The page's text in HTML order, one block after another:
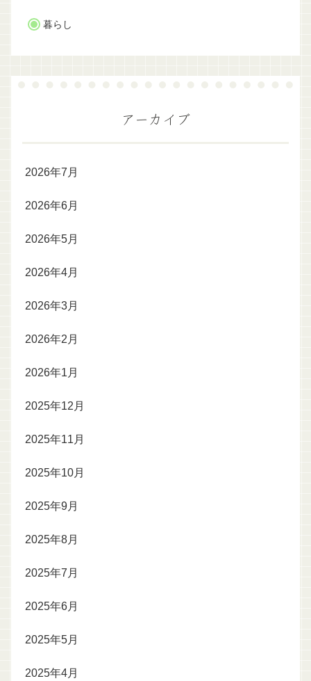
暮らし
アーカイブ
2026年7月
2026年6月
2026年5月
2026年4月
2026年3月
2026年2月
2026年1月
2025年12月
2025年11月
2025年10月
2025年9月
2025年8月
2025年7月
2025年6月
2025年5月
2025年4月